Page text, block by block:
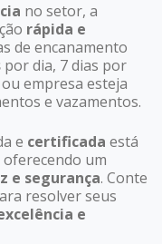
no setor, a
rápida e
de encanamento
por dia, 7 dias por
empresa esteja
e vazamentos.
e certificada está
um
e segurança. Conte
resolver seus
e